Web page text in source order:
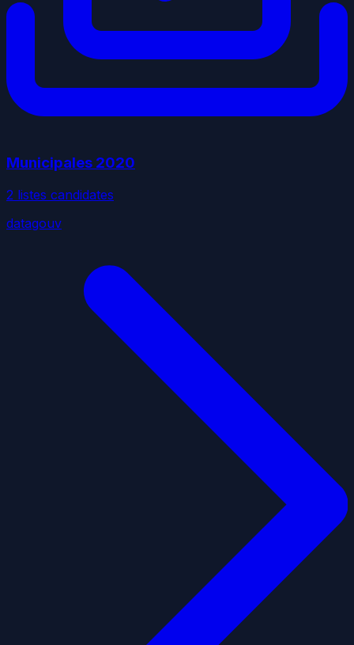
Municipales 2020
2 listes candidates
datagouv